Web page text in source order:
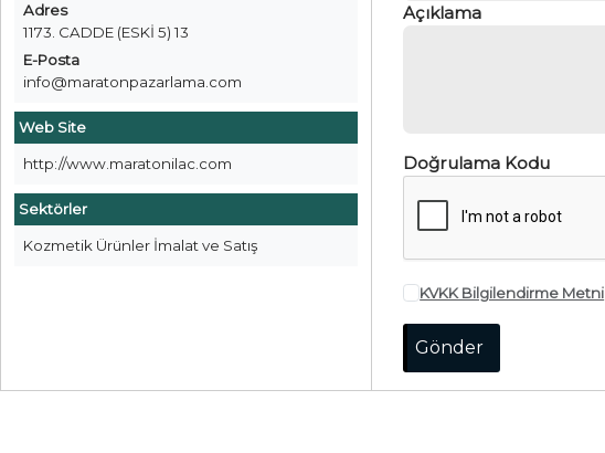
Adres
1173. CADDE (ESKİ 5) 13
E-Posta
info@maratonpazarlama.com
Web Site
http://www.maratonilac.com
Sektörler
Kozmetik Ürünler İmalat ve Satış
Açıklama
Doğrulama Kodu
KVKK Bilgilendirme Metni